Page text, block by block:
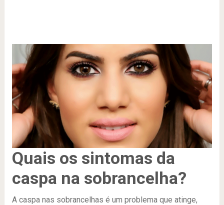
Quais os sintomas da
caspa na sobrancelha?
A caspa nas sobrancelhas é um problema que atinge,